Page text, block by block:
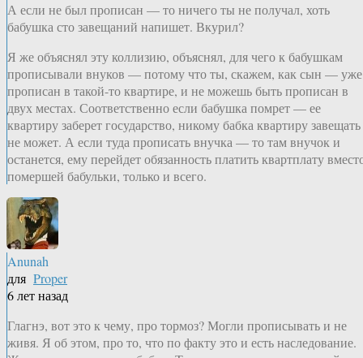
А если не был прописан — то ничего ты не получал, хоть
бабушка сто завещаний напишет. Вкурил?
Я же объяснял эту коллизию, объяснял, для чего к бабушкам
прописывали внуков — потому что ты, скажем, как сын — уже
прописан в такой-то квартире, и не можешь быть прописан в
двух местах. Соответственно если бабушка помрет — ее
квартиру заберет государство, никому бабка квартиру завещать
не может. А если туда прописать внучка — то там внучок и
останется, ему перейдет обязанность платить квартплату
помершей бабульки, только и всего.
Anunah
для Proper
6 лет назад
Глагнэ, вот это к чему, про тормоз? Могли прописывать и не
живя. Я об этом, про то, что по факту это и есть наследование.